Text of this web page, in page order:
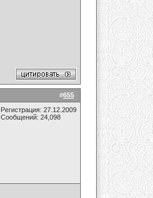
#655
Регистрация: 27.12.2009
Сообщений: 24,098